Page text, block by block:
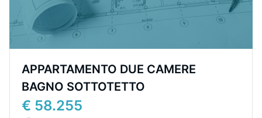
APPARTAMENTO DUE CAMERE
BAGNO SOTTOTETTO
€ 58.255